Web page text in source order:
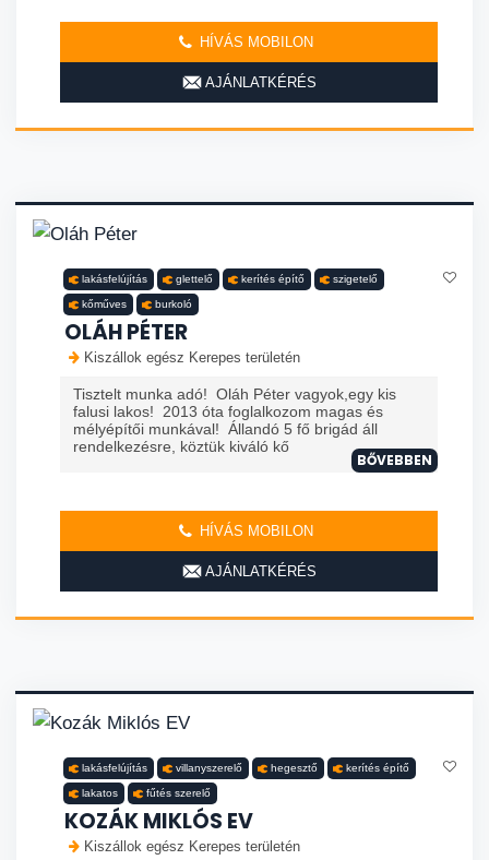
HÍVÁS MOBILON
AJÁNLATKÉRÉS
lakásfelújítás glettelő kerítés építő szigetelő
kőműves burkoló
OLÁH PÉTER
Kiszállok egész Kerepes területén
Tisztelt munka adó! Oláh Péter vagyok,egy kis
falusi lakos! 2013 óta foglalkozom magas és
mélyépítői munkával! Állandó 5 fő brigád áll
rendelkezésre, köztük kiváló kő
BŐVEBBEN
HÍVÁS MOBILON
AJÁNLATKÉRÉS
lakásfelújítás villanyszerelő hegesztő kerítés építő
lakatos fűtés szerelő
KOZÁK MIKLÓS EV
Kiszállok egész Kerepes területén